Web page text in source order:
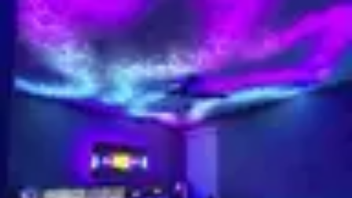
Audio y TV
AltavocesGuías de Compra Sistemas de Sonido
Audio y TV